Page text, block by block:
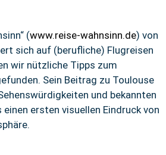
(www.reise-wahnsinn.de) von
sich auf (berufliche) Flugreisen
wir nützliche Tipps zum
Sein Beitrag zu Toulouse
und bekannten
einen ersten visuellen Eindruck von